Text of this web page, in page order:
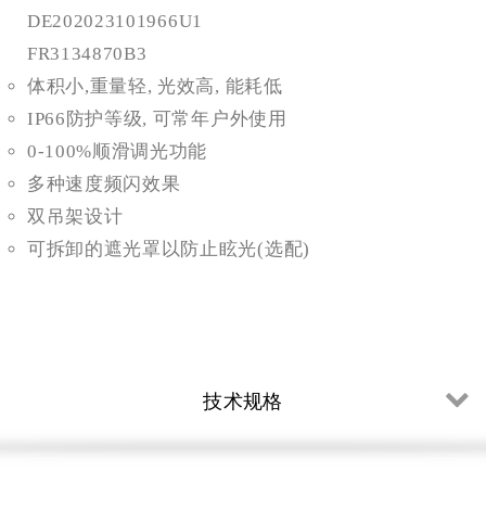
DE202023101966U1
FR3134870B3
体积小,重量轻, 光效高, 能耗低
IP66防护等级, 可常年户外使用
0-100%顺滑调光功能
多种速度频闪效果
双吊架设计
可拆卸的遮光罩以防止眩光(选配)
技术规格